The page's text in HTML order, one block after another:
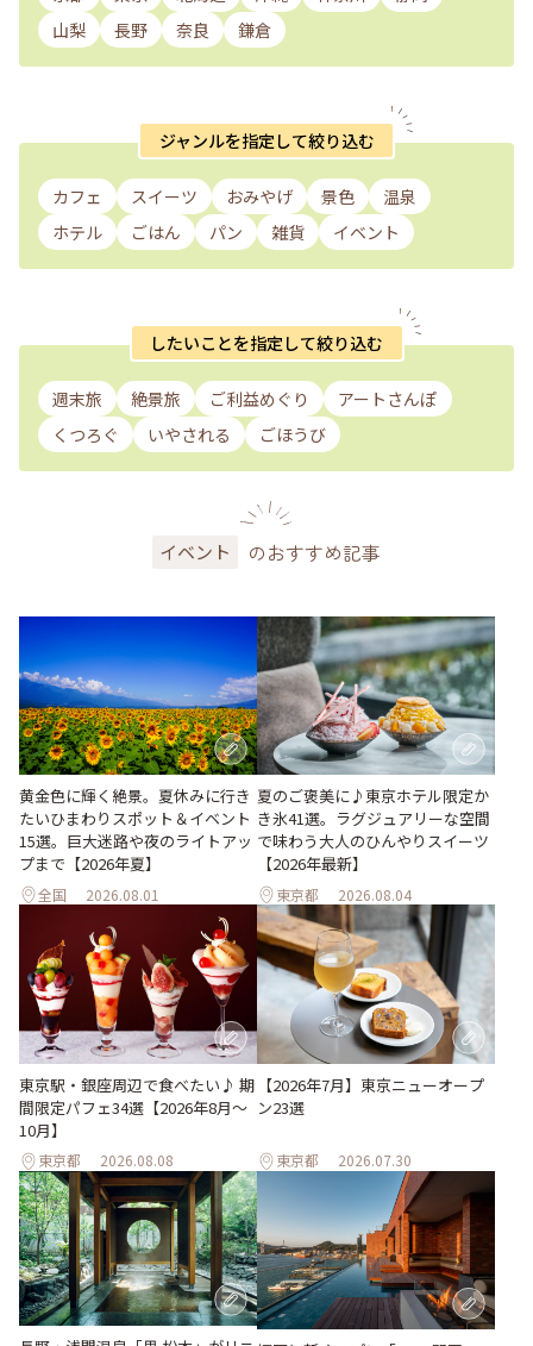
山梨
長野 奈良 鎌倉
ジャンルを指定して絞り込む
カフェ スイーツ おみやげ 景色
温泉
ホテル
ごはん パン 雑貨 イベント
したいことを指定して絞り込む
週末旅 絶景旅 ご利益めぐり
アートさんぽ
くつろぐ
いやされる ごほうび
イベント のおすすめ記事
黄金色に輝く絶景。夏休みに行き
たいひまわりスポット＆イベント
15選。巨大迷路や夜のライトアッ
プまで【2026年夏】
全国 2026.08.01
夏のご褒美に♪東京ホテル限定か
き氷41選。ラグジュアリーな空間
で味わう大人のひんやりスイーツ
【2026年最新】
東京都 2026.08.04
東京駅・銀座周辺で食べたい♪ 期
間限定パフェ34選【2026年8月～
10月】
東京都 2026.08.08
【2026年7月】東京ニューオープ
ン23選
東京都 2026.07.30